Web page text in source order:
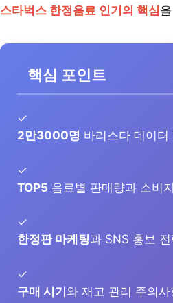
스타벅스 한정음료 인기의 핵심
핵심 포인트
✓
2만3000명 바리스타 데이터
✓
TOP5 음료별 판매량과 소비
✓
한정판 마케팅과 SNS 홍보
✓
구매 시기와 재고 관리 주의사